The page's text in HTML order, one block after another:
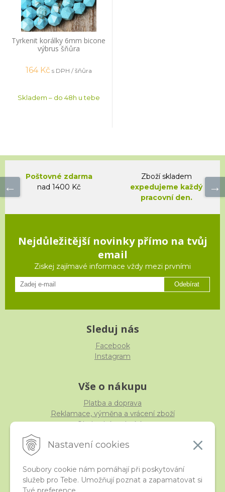
Nastavení cookies
Soubory cookie nám pomáhají při poskytování
služeb pro Tebe. Umožňují poznat a zapamatovat si
Tyrkenit korálky 6mm bicone
výbrus šňůra
164 Kč s DPH / šňůra
Skladem – do 48h u tebe
Poštovné zdarma
nad 1400 Kč
Zboží skladem
expedujeme každý
pracovní den.
Nejdůležitější novinky přímo na tvůj
email
Ziskej zajímavé informace vždy mezi prvními
Odebírat
Sleduj nás
Facebook
Instagram
Vše o nákupu
Platba a doprava
Reklamace, výměna a vrácení zboží
Obchodní podmínky
iStraka